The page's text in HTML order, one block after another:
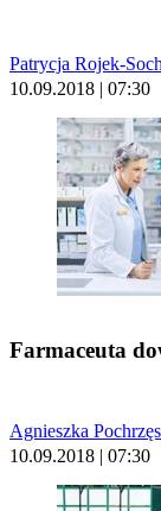
Patrycja Rojek-
10.09.2018 | 07:30
Farmaceuta
Agnieszka
10.09.2018 | 07:30